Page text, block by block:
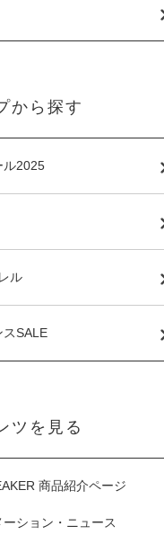
から探す
ル2025
ル
スSALE
ツを見る
商品紹介ページ
ーション・ニュース